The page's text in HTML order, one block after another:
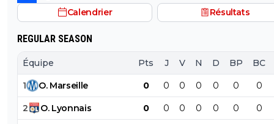
Calendrier Résultats
REGULAR SEASON
Équipe Pts J V N D BP BC
1 O. Marseille 0 0 0 0 0 0 0
2 O. Lyonnais 0 0 0 0 0 0 0